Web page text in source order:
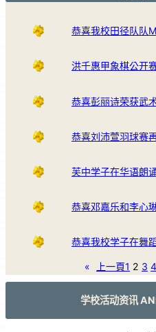
恭喜我校田径队队
洪千惠甲象棋公开
恭喜彭丽诗荣获武
恭喜刘沛萱羽球赛
芙中学子在华语朗
恭喜邓嘉乐和李心
恭喜我校学子在舞
« 上一頁1 2 3 4
学校活动资讯